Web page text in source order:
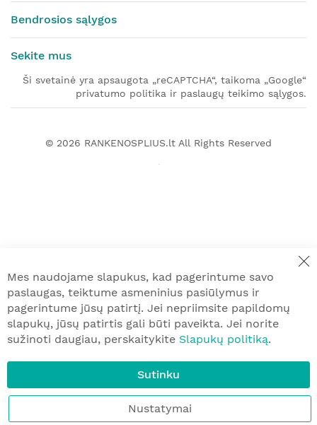
Bendrosios sąlygos
Sekite mus
Ši svetainė yra apsaugota „reCAPTCHA“, taikoma „Google“
privatumo politika ir paslaugų teikimo sąlygos.
© 2026 RANKENOSPLIUS.lt All Rights Reserved
Mes naudojame slapukus, kad pagerintume savo
paslaugas, teiktume asmeninius pasiūlymus ir
pagerintume jūsų patirtį. Jei nepriimsite papildomų
slapukų, jūsų patirtis gali būti paveikta. Jei norite
sužinoti daugiau, perskaitykite Slapukų politiką.
Sutinku
Nustatymai